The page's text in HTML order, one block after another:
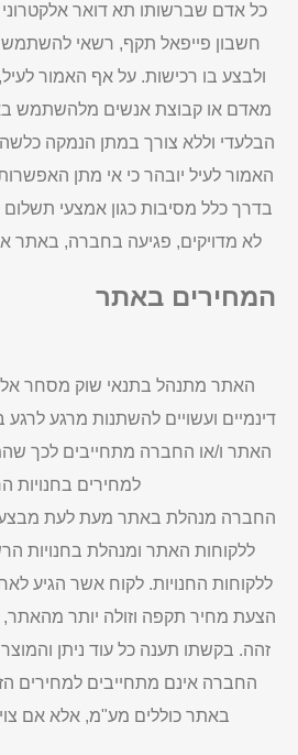
כל אדם שברשותו תא דואר
חשבון פייפאל תקף, רשאי להשתמש
ולבצע בו רכישות. על אף האמור
מאדם או קבוצת אנשים מלהשתמש
הבלעדי וללא צורך במתן הנמקה
האמור לעיל יובהר כי אי מתן
בדרך כלל מסיבות כגון אמצעי
לא מדויקים, פגיעה בחברה, באתר
המחירים באתר
האתר מתנהל בתנאי שוק מסחר
דינמיים ועשויים להשתנות מרגע
האתר ו/או החברה מתחייבים לכך
למחירים בחנויות
ללקוחות האתר ומנהלת בחנויות
ללקוחות החנויות. לקוח אשר הגיע
הצעת מחיר תקפה וזולה יותר
זהה. בקשתו תענה כל עוד ניתן
החברה אינם מתחייבים למחירים
באתר כוללים מע"מ, אלא אם